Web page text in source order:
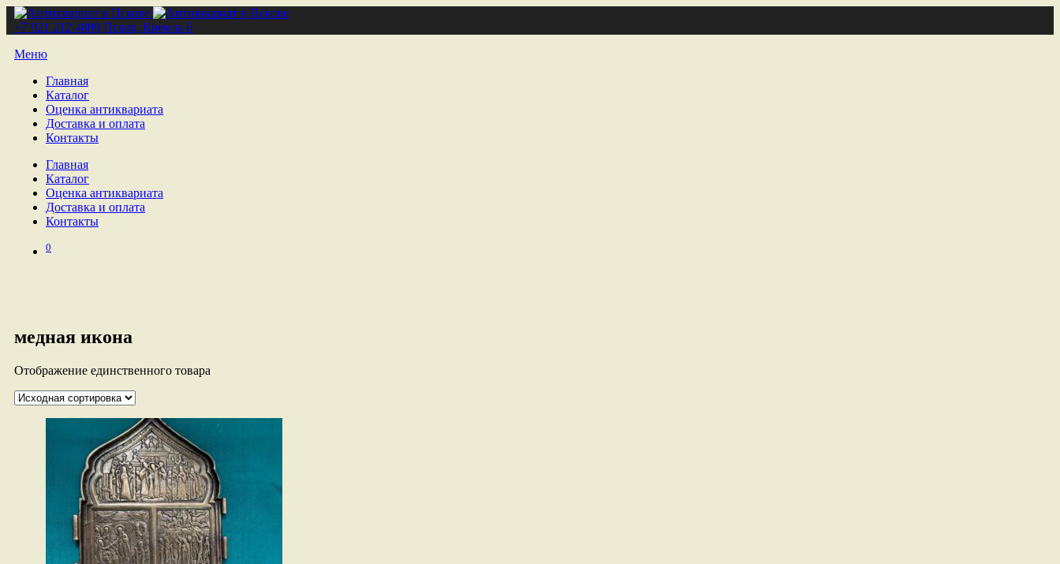
+7 921 212 4809 Псков, Кремль 6
Меню
Главная
Каталог
Оценка антиквариата
Доставка и оплата
Контакты
Главная
Каталог
Оценка антиквариата
Доставка и оплата
Контакты
0
медная икона
Отображение единственного товара